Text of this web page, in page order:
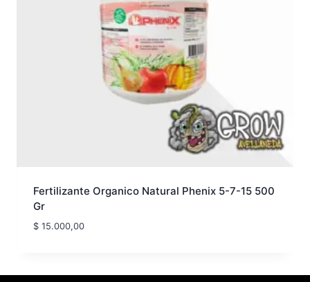
Fertilizante Organico Natural Phenix 5-7-15 500
Gr
$15.000,00